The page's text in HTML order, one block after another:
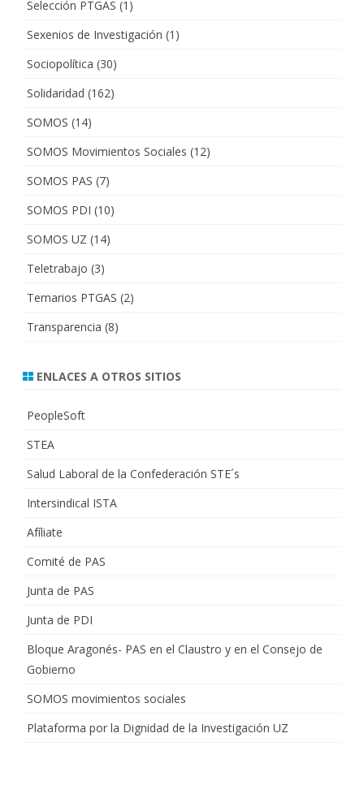
Selección PTGAS (1)
Sexenios de Investigación (1)
Sociopolítica (30)
Solidaridad (162)
SOMOS (14)
SOMOS Movimientos Sociales (12)
SOMOS PAS (7)
SOMOS PDI (10)
SOMOS UZ (14)
Teletrabajo (3)
Temarios PTGAS (2)
Transparencia (8)
ENLACES A OTROS SITIOS
PeopleSoft
STEA
Salud Laboral de la Confederación STE´s
Intersindical ISTA
Afíliate
Comité de PAS
Junta de PAS
Junta de PDI
Bloque Aragonés- PAS en el Claustro y en el Consejo de
Gobierno
SOMOS movimientos sociales
Plataforma por la Dignidad de la Investigación UZ